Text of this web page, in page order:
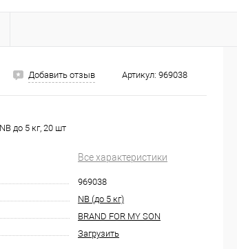
Добавить отзыв Артикул: 969038
до 5 кг, 20 шт
Все характеристики
969038
NB (до 5 кг)
BRAND FOR MY SON
Загрузить